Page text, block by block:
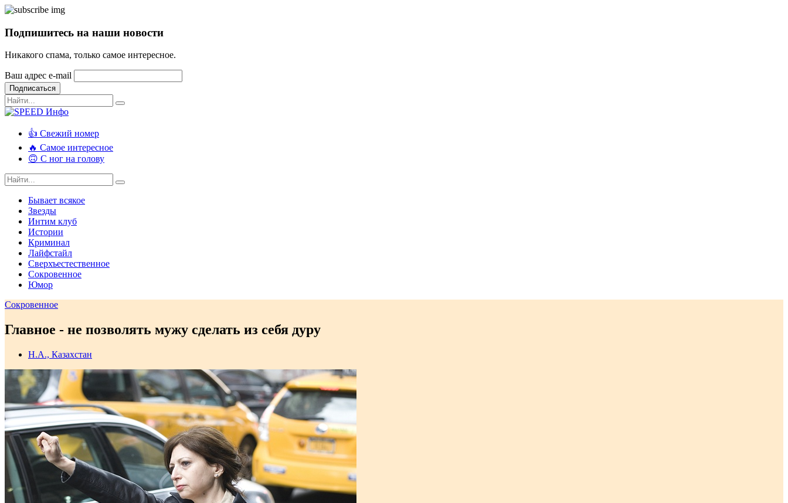
Подпишитесь на наши новости
Никакого спама, только самое интересное.
Ваш адрес e-mail
Подписаться
👍 Свежий номер
🔥 Самое интересное
🙃 С ног на голову
Бывает всякое
Звезды
Интим клуб
Истории
Криминал
Лайфстайл
Сверхъестественное
Сокровенное
Юмор
Сокровенное
Главное - не позволять мужу сделать из себя дуру
Н.А., Казахстан